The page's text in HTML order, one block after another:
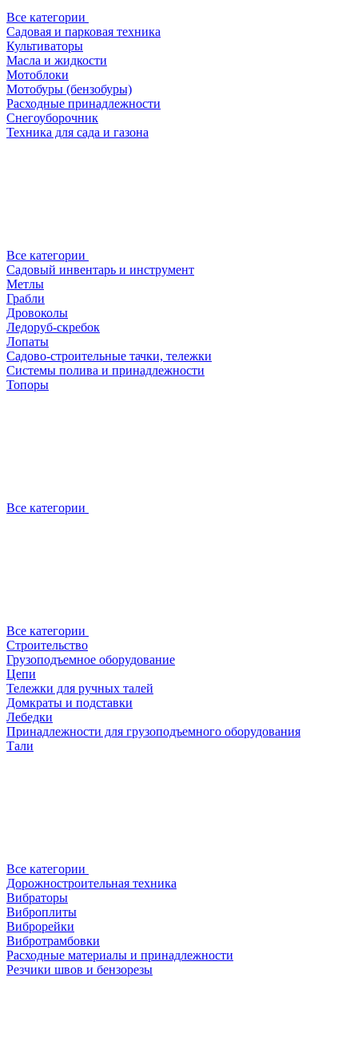
Все категории
Садовая и парковая техника
Культиваторы
Масла и жидкости
Мотоблоки
Мотобуры (бензобуры)
Расходные принадлежности
Снегоуборочник
Техника для сада и газона
Все категории
Садовый инвентарь и инструмент
Метлы
Грабли
Дровоколы
Ледоруб-скребок
Лопаты
Садово-строительные тачки, тележки
Системы полива и принадлежности
Топоры
Все категории
Все категории
Строительство
Грузоподъемное оборудование
Цепи
Тележки для ручных талей
Домкраты и подставки
Лебедки
Принадлежности для грузоподъемного оборудования
Тали
Все категории
Дорожностроительная техника
Вибраторы
Виброплиты
Виброрейки
Вибротрамбовки
Расходные материалы и принадлежности
Резчики швов и бензорезы